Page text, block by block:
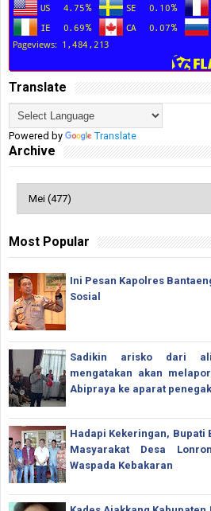
Translate
Powered by Translate
Archive
Most Popular
Ini Pesan Kapolres
Sosial
Sadikin arisko dari
mengatakan akan
Abipraya ke aparat
Hadapi Kekeringan, Bupati
Masyarakat Desa
Waspada Kebakaran